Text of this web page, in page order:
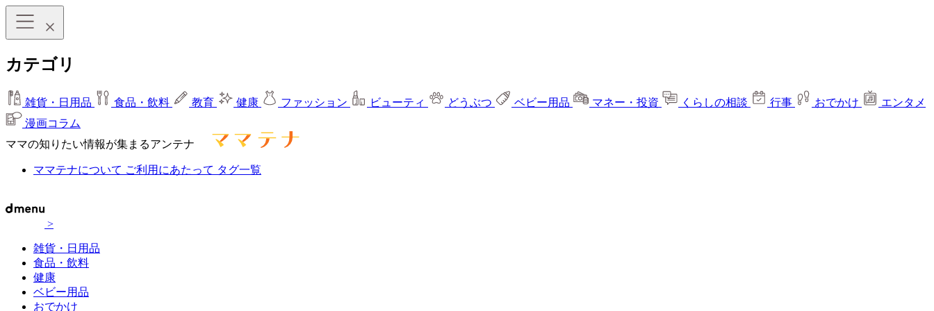
カテゴリ
雑貨・日用品 食品・飲料 教育 健康 ファッション ビューティ どうぶつ ベビー用品 マネー・投資 くらしの相談 行事 おでかけ
エンタメ
漫画コラム
ママの知りたい情報が集まるアンテナ
ママテナについて ご利用にあたって タグ一覧
>
雑貨・日用品
食品・飲料
健康
ベビー用品
おでかけ